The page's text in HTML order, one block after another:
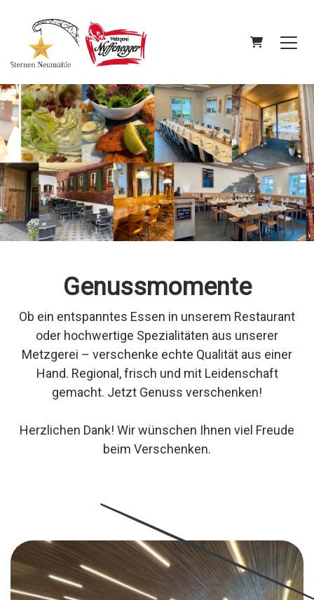
Warenkorb
Genussmomente
Ob ein entspanntes Essen in unserem Restaurant
oder hochwertige Spezialitäten aus unserer
Metzgerei – verschenke echte Qualität aus einer
Hand. Regional, frisch und mit Leidenschaft
gemacht. Jetzt Genuss verschenken!
Herzlichen Dank! Wir wünschen Ihnen viel Freude
beim Verschenken.